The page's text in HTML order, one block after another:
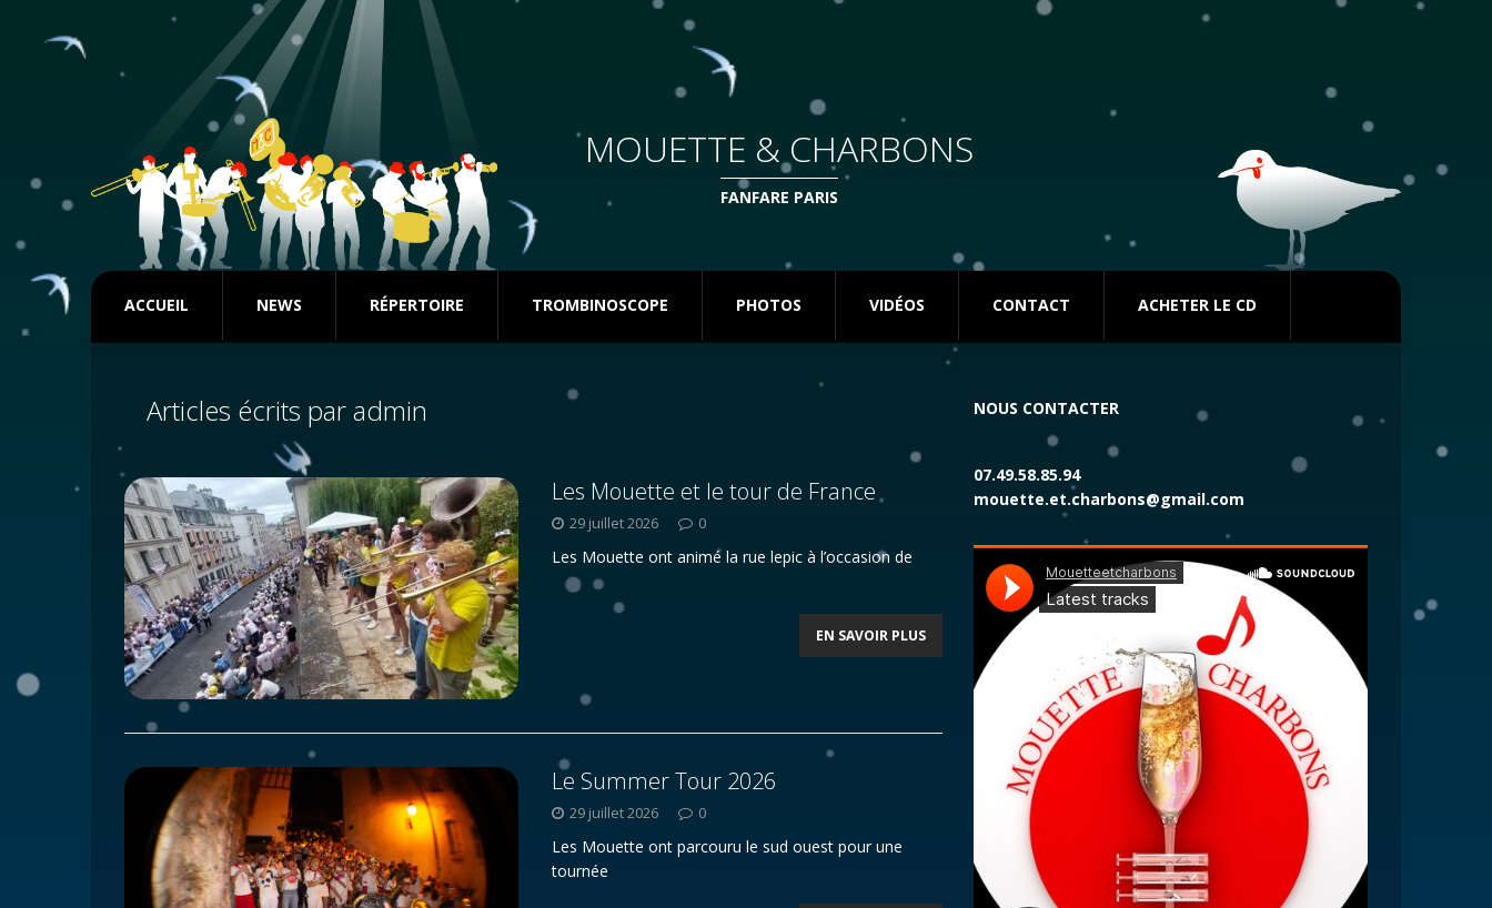
MOUETTE & CHARBONS
FANFARE PARIS
ACCUEIL NEWS RÉPERTOIRE TROMBINOSCOPE PHOTOS VIDÉOS CONTACT ACHETER LE CD
Articles écrits par admin
Les Mouette et le tour de France
29 juillet 2026 0
Les Mouette ont animé la rue lepic à l’occasion de
EN SAVOIR PLUS
Le Summer Tour 2026
29 juillet 2026 0
Les Mouette ont parcouru le sud ouest pour une
tournée
NOUS CONTACTER
07.49.58.85.94
mouette.et.charbons@gmail.com